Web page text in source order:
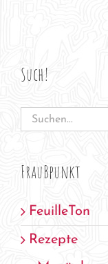
Such!
Suche
nach:
FrauBpunkt
FeuilleTon
Rezepte